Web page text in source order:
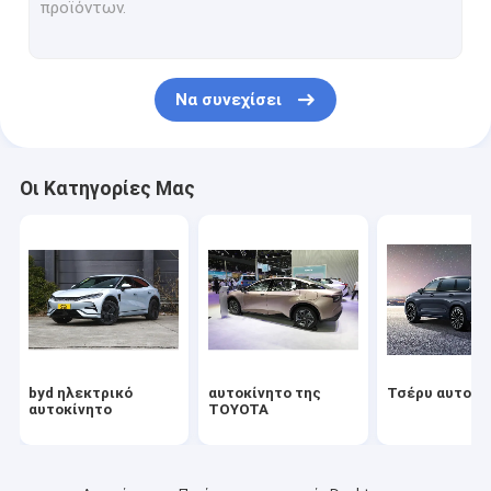
Αυτοκίνητο Volkswagen
changan αυτοκίνητο
NIO Ηλεκτρικό αυτοκίνητο
Ηλεκτρικό αυτοκίνητο Seres
Ηλεκτρικό αυτοκίνητο της Lynk & Co
Ηλεκτρικό αυτοκίνητο
Να συνεχίσει
Οι Κατηγορίες Μας
byd ηλεκτρικό
αυτοκίνητο
αυτοκίνητο της
TOYOTA
Τσέρυ